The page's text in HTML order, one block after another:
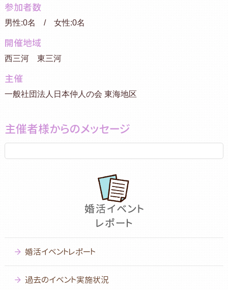
参加者数
男性:0名 / 女性:0名
開催地域
西三河 東三河
主催
一般社団法人日本仲人の会 東海地区
主催者様からのメッセージ
婚活イベントレポート
過去のイベント実施状況